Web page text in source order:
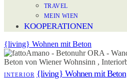
TRAVEL
MEIN WIEN
KOOPERATIONEN
{living} Wohnen mit Beton
INTERIOR {living} Wohnen mit Beton